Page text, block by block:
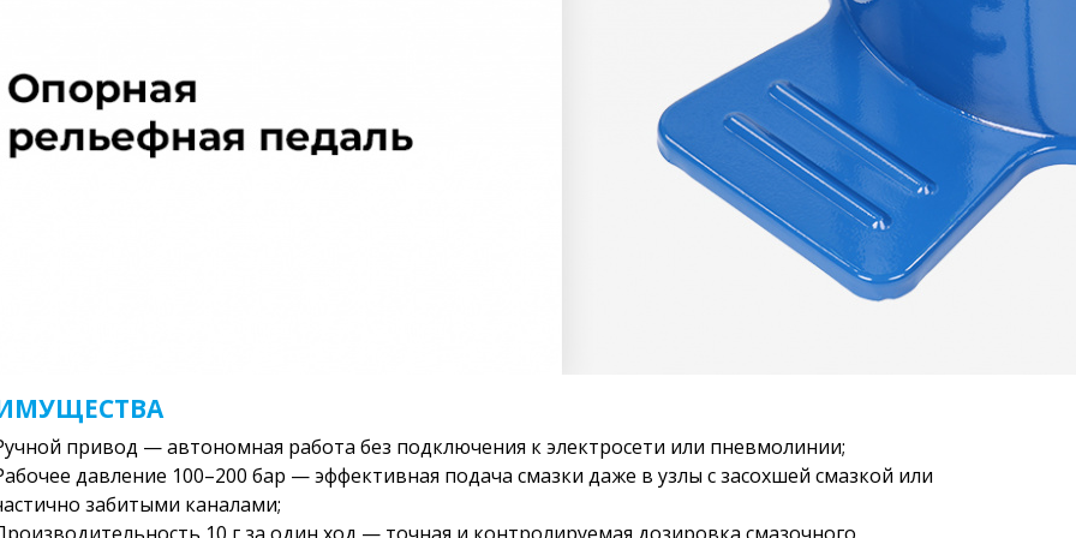
привод — автономная работа без подключения к электросети или пневмолинии;
давление 100–200 бар — эффективная подача смазки даже в узлы с засохшей смазкой или
забитыми каналами;